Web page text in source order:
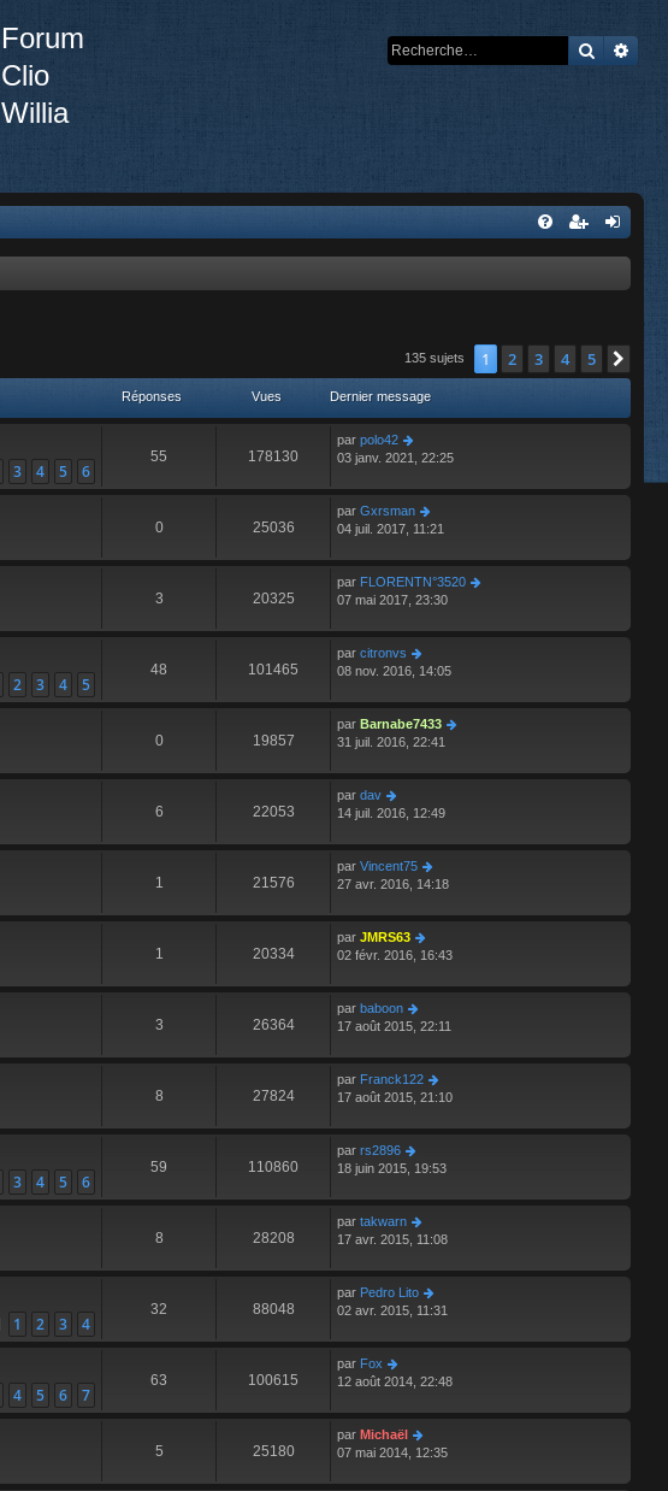
Forum
Clio
Willia
135 sujets 1 2 3 4 5
Réponses Vues Dernier message
3 4 5 6
55 178130
par polo42
03 janv. 2021, 22:25
0 25036
par Gxrsman
04 juil. 2017, 11:21
3 20325
par FLORENTN°3520
07 mai 2017, 23:30
2 3 4 5
48 101465
par citronvs
08 nov. 2016, 14:05
0 19857
par Barnabe7433
31 juil. 2016, 22:41
6 22053
par dav
14 juil. 2016, 12:49
1 21576
par Vincent75
27 avr. 2016, 14:18
1 20334
par JMRS63
02 févr. 2016, 16:43
3 26364
par baboon
17 août 2015, 22:11
8 27824
par Franck122
17 août 2015, 21:10
3 4 5 6
59 110860
par rs2896
18 juin 2015, 19:53
8 28208
par takwarn
17 avr. 2015, 11:08
1 2 3 4
32 88048
par Pedro Lito
02 avr. 2015, 11:31
4 5 6 7
63 100615
par Fox
12 août 2014, 22:48
5 25180
par Michaël
07 mai 2014, 12:35